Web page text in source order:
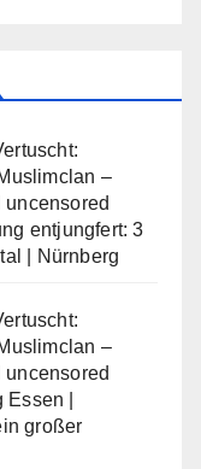
–
entjungfert: 3
| Nürnberg
–
|
großer